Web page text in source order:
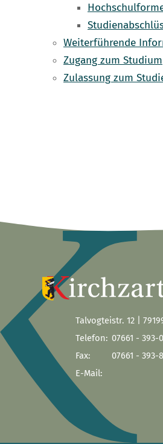
Weiterführende
Zugang zum Studium
Zulassung zum
Talvogteistr. 12 |
Telefon: 07661 - 393-0
Fax:
07661 - 393-
E-Mail: